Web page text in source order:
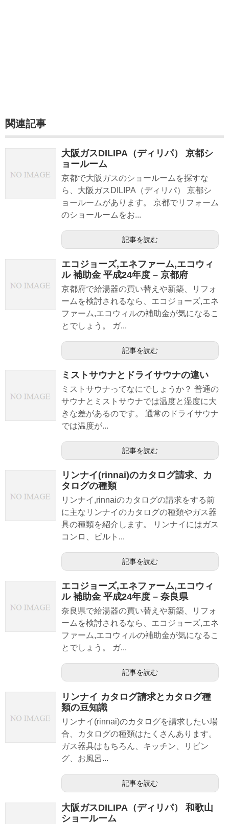
関連記事
大阪ガスDILIPA（ディリパ） 京都シ
ョールーム
京都で大阪ガスのショールームを探すな
ら、大阪ガスDILIPA（ディリパ） 京都シ
ョールームがあります。 京都でリフォーム
のショールームをお...
記事を読む
エコジョーズ,エネファーム,エコウィ
ル 補助金 平成24年度 – 京都府
京都府で給湯器の買い替えや新築、リフォ
ームを検討されるなら、エコジョーズ,エネ
ファーム,エコウィルの補助金が気になるこ
とでしょう。 ガ...
記事を読む
ミストサウナとドライサウナの違い
ミストサウナってなにでしょうか？ 普通の
サウナとミストサウナでは温度と湿度に大
きな差があるのです。 通常のドライサウナ
では温度が...
記事を読む
リンナイ(rinnai)のカタログ請求、カ
タログの種類
リンナイ,rinnaiのカタログの請求をする前
に主なリンナイのカタログの種類やガス器
具の種類を紹介します。 リンナイにはガス
コンロ、ビルト...
記事を読む
エコジョーズ,エネファーム,エコウィ
ル 補助金 平成24年度 – 奈良県
奈良県で給湯器の買い替えや新築、リフォ
ームを検討されるなら、エコジョーズ,エネ
ファーム,エコウィルの補助金が気になるこ
とでしょう。 ガ...
記事を読む
リンナイ カタログ請求とカタログ種
類の豆知識
リンナイ(rinnai)のカタログを請求したい場
合、カタログの種類はたくさんあります。
ガス器具はもちろん、キッチン、リビン
グ、お風呂...
記事を読む
大阪ガスDILIPA（ディリパ） 和歌山
ショールーム